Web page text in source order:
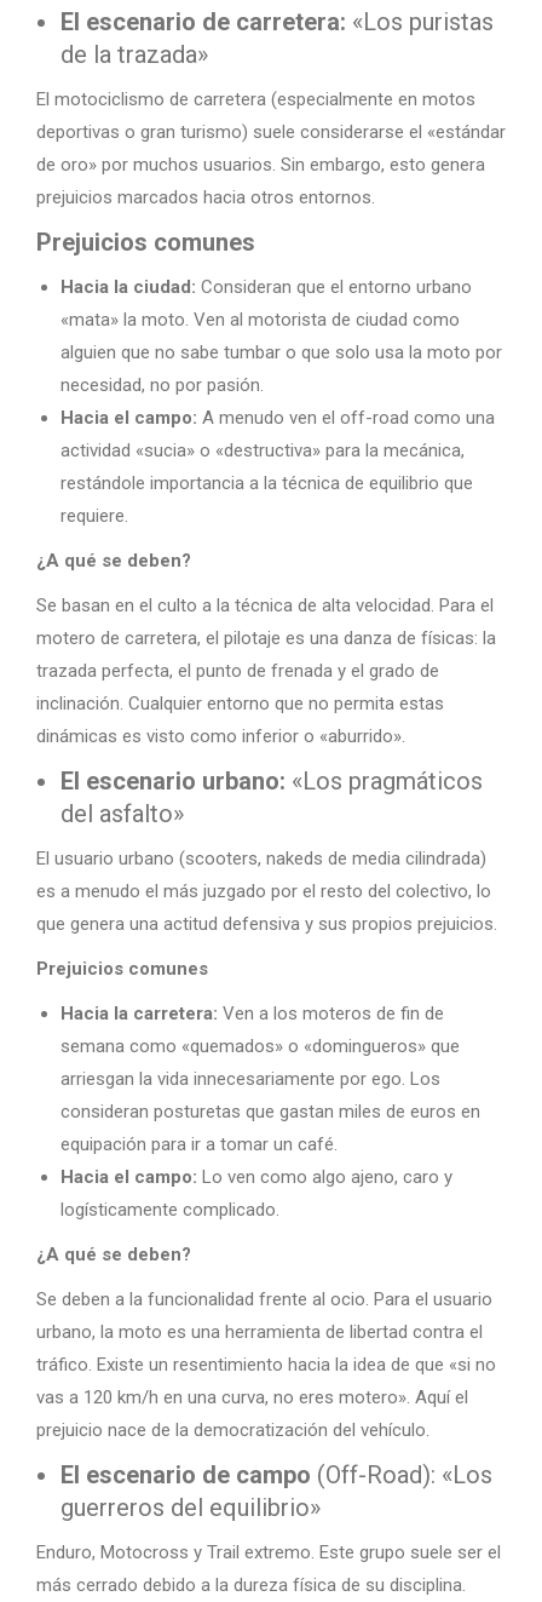
El escenario de carretera: «Los puristas
de la trazada»
El motociclismo de carretera (especialmente en motos
deportivas o gran turismo) suele considerarse el «estándar
de oro» por muchos usuarios. Sin embargo, esto genera
prejuicios marcados hacia otros entornos.
Prejuicios comunes
Hacia la ciudad: Consideran que el entorno urbano
«mata» la moto. Ven al motorista de ciudad como
alguien que no sabe tumbar o que solo usa la moto por
necesidad, no por pasión.
Hacia el campo: A menudo ven el off-road como una
actividad «sucia» o «destructiva» para la mecánica,
restándole importancia a la técnica de equilibrio que
requiere.
¿A qué se deben?
Se basan en el culto a la técnica de alta velocidad. Para el
motero de carretera, el pilotaje es una danza de físicas: la
trazada perfecta, el punto de frenada y el grado de
inclinación. Cualquier entorno que no permita estas
dinámicas es visto como inferior o «aburrido».
El escenario urbano: «Los pragmáticos
del asfalto»
El usuario urbano (scooters, nakeds de media cilindrada)
es a menudo el más juzgado por el resto del colectivo, lo
que genera una actitud defensiva y sus propios prejuicios.
Prejuicios comunes
Hacia la carretera: Ven a los moteros de fin de
semana como «quemados» o «domingueros» que
arriesgan la vida innecesariamente por ego. Los
consideran posturetas que gastan miles de euros en
equipación para ir a tomar un café.
Hacia el campo: Lo ven como algo ajeno, caro y
logísticamente complicado.
¿A qué se deben?
Se deben a la funcionalidad frente al ocio. Para el usuario
urbano, la moto es una herramienta de libertad contra el
tráfico. Existe un resentimiento hacia la idea de que «si no
vas a 120 km/h en una curva, no eres motero». Aquí el
prejuicio nace de la democratización del vehículo.
El escenario de campo (Off-Road): «Los
guerreros del equilibrio»
Enduro, Motocross y Trail extremo. Este grupo suele ser el
más cerrado debido a la dureza física de su disciplina.